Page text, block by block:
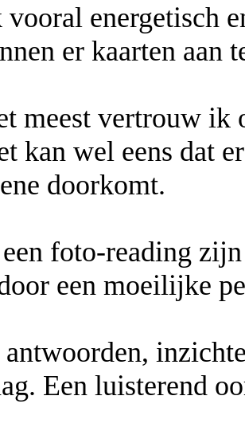
energetisch
er kaarten aan
meest vertrouw
kan wel eens dat
doorkomt.
foto-reading
een moeilijke
Een luisterend